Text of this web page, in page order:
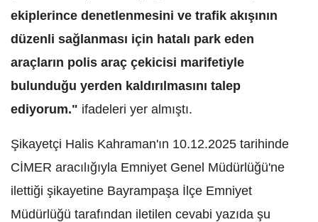
ekiplerince denetlenmesini ve trafik akışının
düzenli sağlanması için hatalı park eden
araçların polis araç çekicisi marifetiyle
bulunduğu yerden kaldırılmasını talep
ediyorum." ifadeleri yer almıştı.
Şikayetçi Halis Kahraman'ın 10.12.2025 tarihinde
CİMER aracılığıyla Emniyet Genel Müdürlüğü'ne
ilettiği şikayetine Bayrampaşa İlçe Emniyet
Müdürlüğü tarafından iletilen cevabi yazıda şu